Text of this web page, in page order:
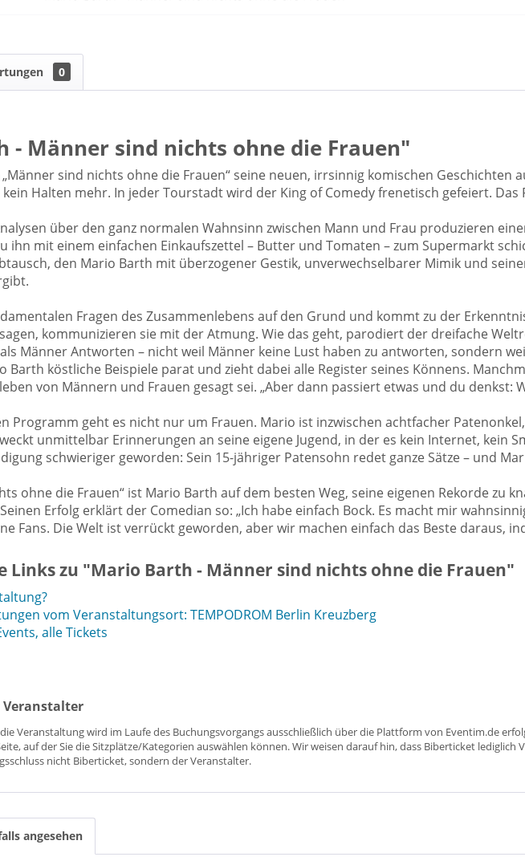
0
- Männer sind nichts ohne die Frauen"
sind nichts ohne die Frauen“ seine neuen, irrsinnig komischen Geschichten
Halten mehr. In jeder Tourstadt wird der King of Comedy frenetisch gefeiert.
über den ganz normalen Wahnsinn zwischen Mann und Frau produzieren
ihn mit einem einfachen Einkaufszettel – Butter und Tomaten – zum Supermarkt
den Mario Barth mit überzogener Gestik, unverwechselbarer Mimik und
Fragen des Zusammenlebens auf den Grund und kommt zu der
kommunizieren sie mit der Atmung. Wie das geht, parodiert der dreifache
Männer Antworten – nicht weil Männer keine Lust haben zu antworten, sondern
Barth köstliche Beispiele parat und zieht dabei alle Register seines Könnens.
von Männern und Frauen gesagt sei. „Aber dann passiert etwas und du denkst:
Programm geht es nicht nur um Frauen. Mario ist inzwischen achtfacher
unmittelbar Erinnerungen an seine eigene Jugend, in der es kein Internet, kein
schwieriger geworden: Sein 15-jähriger Patensohn redet ganze Sätze – und
ohne die Frauen“ ist Mario Barth auf dem besten Weg, seine eigenen Rekorde zu
Erfolg erklärt der Comedian so: „Ich habe einfach Bock. Es macht mir
Fans. Die Welt ist verrückt geworden, aber wir machen einfach das Beste daraus,
Links zu "Mario Barth - Männer sind nichts ohne die Frauen"
vom Veranstaltungsort: TEMPODROM Berlin Kreuzberg
alle Tickets
Veranstaltung wird im Laufe des Buchungsvorgangs ausschließlich über die Plattform von Eventim.de
auf der Sie die Sitzplätze/Kategorien auswählen können. Wir weisen darauf hin, dass Biberticket
nicht Biberticket, sondern der Veranstalter.
angesehen